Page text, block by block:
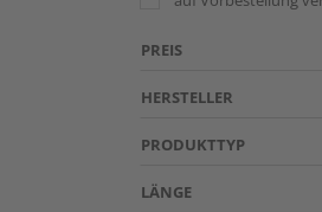
PREIS
HERSTELLER
PRODUKTTYP
LÄNGE